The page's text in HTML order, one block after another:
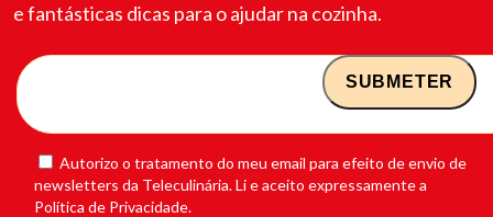
e fantásticas dicas para o ajudar na cozinha.
Autorizo o tratamento do meu email para efeito de envio de
newsletters da Teleculinária. Li e aceito expressamente a
Política de Privacidade.